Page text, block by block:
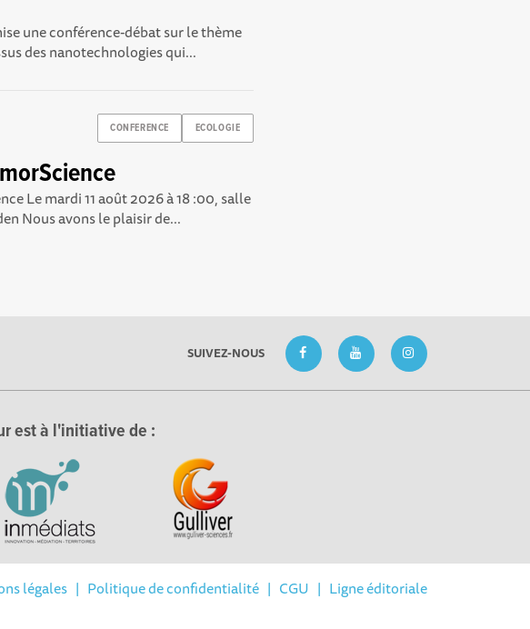
une conférence-débat sur le thème
des nanotechnologies qui...
CONFERENCE ECOLOGIE
Le mardi 11 août 2026 à 18 :00, salle
Nous avons le plaisir de...
SUIVEZ-NOUS
est à l'initiative de :
légales| Politique de confidentialité| CGU | Ligne éditoriale